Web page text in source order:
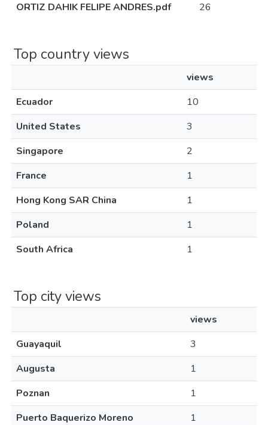
ORTIZ DAHIK FELIPE ANDRES.pdf
26
Top country views
views
Ecuador
10
United States
3
Singapore
2
France
1
Hong Kong SAR China
1
Poland
1
South Africa
1
Top city views
views
Guayaquil
3
Augusta
1
Poznan
1
Puerto Baquerizo Moreno
1